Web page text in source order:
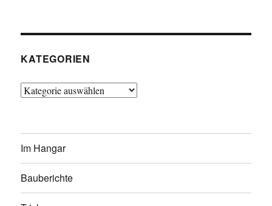
KATEGORIEN
Kategorien
Im Hangar
Bauberichte